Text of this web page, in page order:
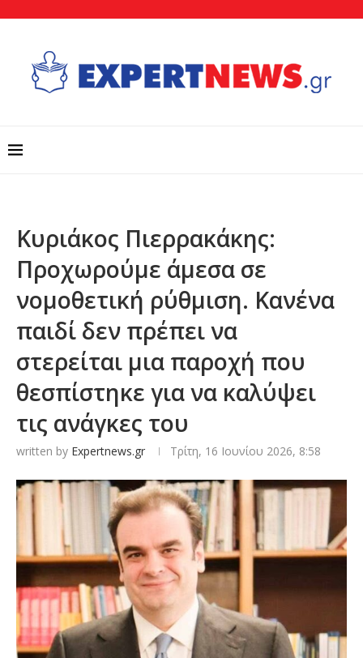
Κυριάκος Πιερρακάκης:
Προχωρούμε άμεσα σε
νομοθετική ρύθμιση. Κανένα
παιδί δεν πρέπει να
στερείται μια παροχή που
θεσπίστηκε για να καλύψει
τις ανάγκες του
written by Expertnews.gr Τρίτη, 16 Ιουνίου 2026, 8:58